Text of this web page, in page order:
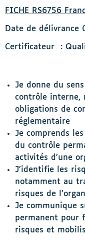
FICHE RS6756
Date de délivrance
Certificateur :
Je donne du
contrôle interne,
obligations de
réglementaire
Je comprends
du contrôle
activités d’une
J’identifie les
notamment au
risques de
Je communique
permanent pour
risques et